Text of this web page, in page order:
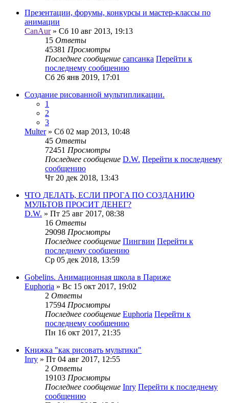
Презентации, форумы, конкурсы и мастер-классы по
анимации
CanAur» Сб 10 авг 2013, 19:13
15 Ответы
45381 Просмотры
Последнее сообщение сапсанка Перейти к
последнему сообщению
Сб 26 янв 2019, 17:01
Создание рисованной мультипликации.
1
2
3
Multer» Сб 02 мар 2013, 10:48
45 Ответы
72451 Просмотры
Последнее сообщение D.W. Перейти к последнему
сообщению
Чт 20 дек 2018, 13:43
ЧTO ДEЛATЬ, ECЛИ ПPOГA ПO CO3ДAHИЮ
MУЛЬTOB ПPOCИT ДEHEГ?
D.W. » Пт 25 авг 2017, 08:38
16 Ответы
29098 Просмотры
Последнее сообщение Пингвин Перейти к
последнему сообщению
Ср 05 дек 2018, 13:59
Gobelins. Анимационная школа в Париже
Euphoria » Вс 15 окт 2017, 19:02
2 Ответы
17594 Просмотры
Последнее сообщение Euphoria Перейти к
последнему сообщению
Пн 16 окт 2017, 21:35
Книжка "как рисовать мультики"
Inry » Пт 04 авг 2017, 12:55
2 Ответы
19103 Просмотры
Последнее сообщение Inry Перейти к последнему
сообщению